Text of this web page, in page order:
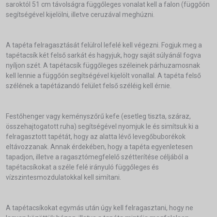
saroktól 51 cm távolságra függőleges vonalat kell a falon (függőón
segítségével kijelölni, illetve ceruzával meghúzni.
A tapéta felragasztását felülrol lefelé kell végezni. Fogjuk meg a
tapétacsík két felső sarkát és hagyjuk, hogy saját súlyánál fogva
nyíljon szét. A tapétacsík függőleges széleinek párhuzamosnak
kell lennie a függőón segítségével kijelölt vonallal. A tapéta felső
szélének a tapétázandó felület felső széléig kell érnie.
Festőhenger vagy keményszőrű kefe (esetleg tiszta, száraz,
összehajtogatott ruha) segítségével nyomjuk le és simítsuk ki a
felragasztott tapétát, hogy az alatta lévő levegőbuborékok
eltávozzanak. Annak érdekében, hogy a tapéta egyenletesen
tapadjon, illetve a ragasztómegfelelő szétterítése céljából a
tapétacsíkokat a széle felé irányuló függőleges és
vízszintesmozdulatokkal kell simítani.
A tapétacsíkokat egymás után úgy kell felragasztani, hogy ne